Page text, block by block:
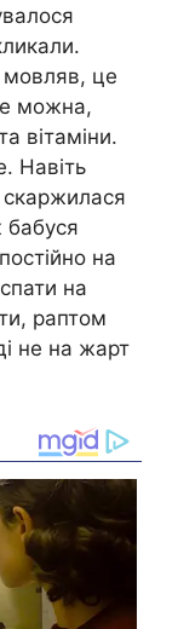
мовляв, це
можна,
вітаміни.
Навіть
бабуся
на
на
раптом
не на жарт